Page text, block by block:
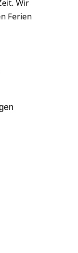
Wir
Ferien